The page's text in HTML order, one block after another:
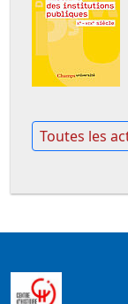
Toutes les